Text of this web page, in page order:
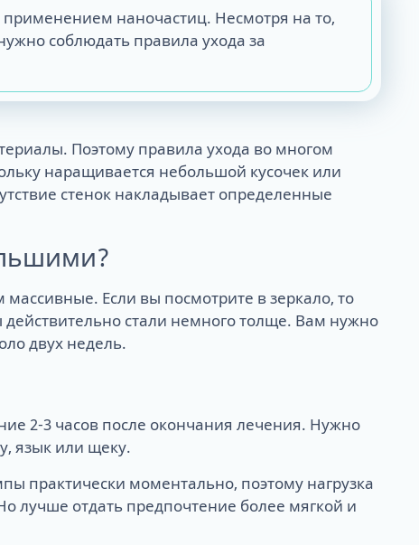
наночастиц. Несмотря на то,
соблюдать правила ухода за
Поэтому правила ухода во многом
наращивается небольшой кусочек или
стенок накладывает определенные
Если вы посмотрите в зеркало, то
стали немного толще. Вам нужно
двух недель.
2-3 часов после окончания лечения. Нужно
язык или щеку.
практически моментально, поэтому нагрузка
лучше отдать предпочтение более мягкой и